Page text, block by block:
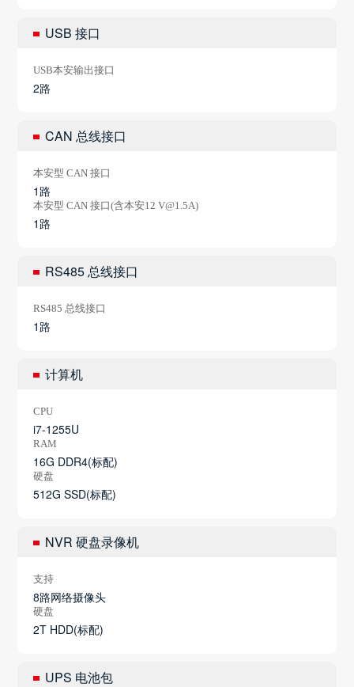
USB 接口
USB本安输出接口
2路
CAN 总线接口
本安型 CAN 接口
1路
本安型 CAN 接口(含本安12 V@1.5A)
1路
RS485 总线接口
RS485 总线接口
1路
计算机
CPU
i7-1255U
RAM
16G DDR4(标配)
硬盘
512G SSD(标配)
NVR 硬盘录像机
支持
8路网络摄像头
硬盘
2T HDD(标配)
UPS 电池包